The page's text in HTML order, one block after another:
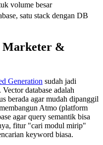
volume besar
satu stack dengan DB
Marketer &
Generation sudah jadi
database adalah
berada agar mudah dipanggil
Atmo (platform
agar query semantik bisa
fitur "cari modul mirip"
keyword biasa.